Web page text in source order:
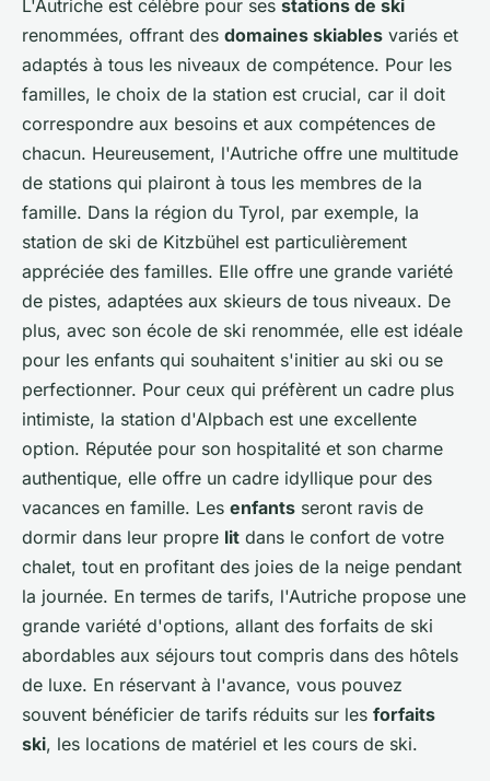
L'Autriche est célèbre pour ses stations de ski
renommées, offrant des domaines skiables variés et
adaptés à tous les niveaux de compétence. Pour les
familles, le choix de la station est crucial, car il doit
correspondre aux besoins et aux compétences de
chacun. Heureusement, l'Autriche offre une multitude
de stations qui plairont à tous les membres de la
famille. Dans la région du Tyrol, par exemple, la
station de ski de Kitzbühel est particulièrement
appréciée des familles. Elle offre une grande variété
de pistes, adaptées aux skieurs de tous niveaux. De
plus, avec son école de ski renommée, elle est idéale
pour les enfants qui souhaitent s'initier au ski ou se
perfectionner. Pour ceux qui préfèrent un cadre plus
intimiste, la station d'Alpbach est une excellente
option. Réputée pour son hospitalité et son charme
authentique, elle offre un cadre idyllique pour des
vacances en famille. Les enfants seront ravis de
dormir dans leur propre lit dans le confort de votre
chalet, tout en profitant des joies de la neige pendant
la journée. En termes de tarifs, l'Autriche propose une
grande variété d'options, allant des forfaits de ski
abordables aux séjours tout compris dans des hôtels
de luxe. En réservant à l'avance, vous pouvez
souvent bénéficier de tarifs réduits sur les forfaits
ski, les locations de matériel et les cours de ski.